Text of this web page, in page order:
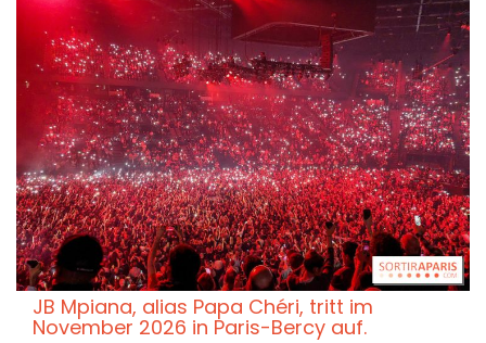
JB Mpiana, alias Papa Chéri, tritt im
November 2026 in Paris-Bercy auf.